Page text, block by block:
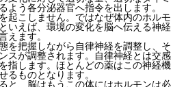
よう各分泌器官へ指令を出します。
起こしません。ではなぜ体内のホルモ
いえば、環境の変化を脳へ伝える神経
えます。
を把握しながら自律神経を調整し、そ
スが調整されます。自律神経とは交感
指します。ほとんどの薬はこの神経機
るものとなります。
と、脳はもうこの体にはホルモンは必